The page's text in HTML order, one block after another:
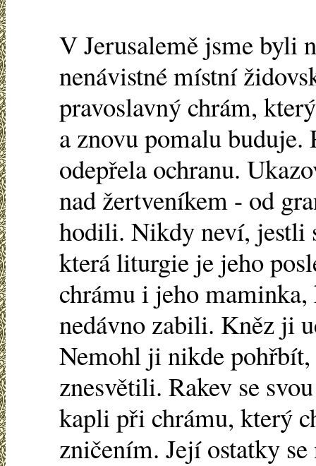
V Jerusalemě jsme byli
nenávistné místní
pravoslavný chrám,
a znovu pomalu buduje.
odepřela ochranu.
nad žertveníkem - od
hodili. Nikdy neví, jestli
která liturgie je jeho
chrámu i jeho
nedávno zabili. Kněz ji
Nemohl ji nikde
znesvětili. Rakev se
kapli při chrámu, který
zničením. Její ostatky